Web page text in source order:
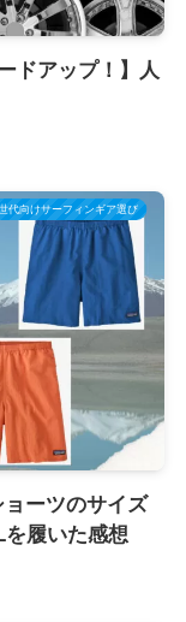
ドアップ！】人
代向けサーフィンギア選び
ョーツのサイズ
履いた感想